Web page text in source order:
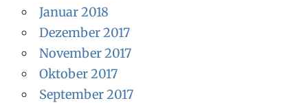
Januar 2018
Dezember 2017
November 2017
Oktober 2017
September 2017